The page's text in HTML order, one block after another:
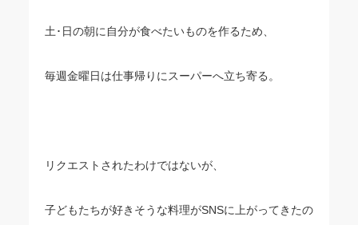
土･日の朝に自分が食べたいものを作るため、
毎週金曜日は仕事帰りにスーパーへ立ち寄る。
リクエストされたわけではないが、
子どもたちが好きそうな料理がSNSに上がってきたの